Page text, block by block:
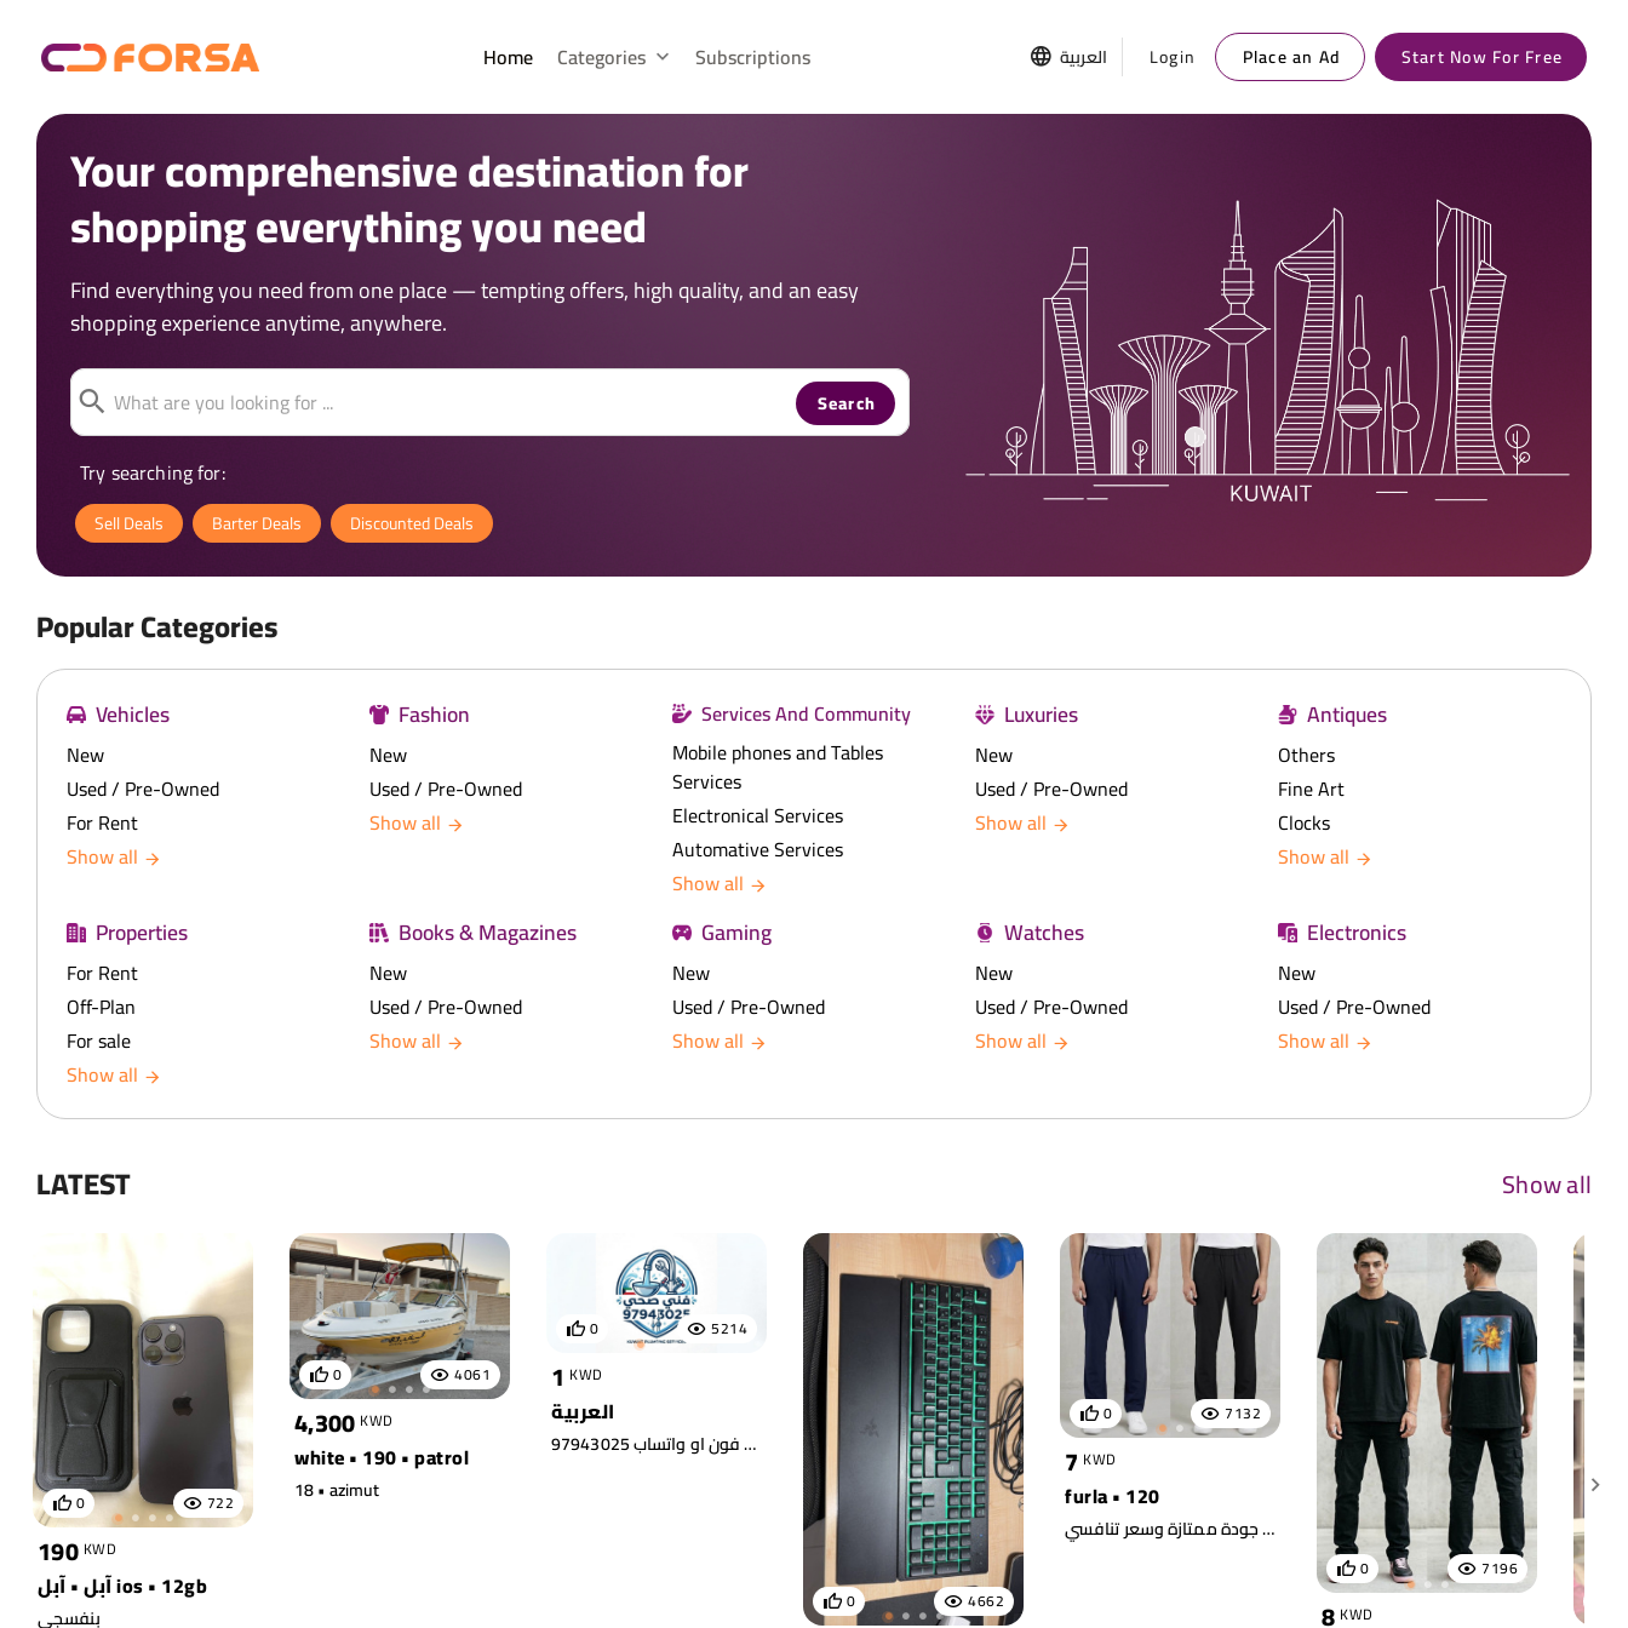
Home Categories Subscriptions العربية Login Place an Ad Start Now For Free
Your comprehensive destination for
shopping everything you need
Find everything you need from one place — tempting offers, high quality, and an easy
shopping experience anytime, anywhere.
Search
Try searching for:
Sell Deals Barter Deals Discounted Deals
Popular Categories
Vehicles
New
Used / Pre-Owned
For Rent
Show all
Fashion
New
Used / Pre-Owned
Show all
Services And Community
Mobile phones and Tables
Services
Electronical Services
Automative Services
Show all
Luxuries
New
Used / Pre-Owned
Show all
Antiques
Others
Fine Art
Clocks
Show all
Properties
For Rent
Off-Plan
For sale
Show all
Books & Magazines
New
Used / Pre-Owned
Show all
Gaming
New
Used / Pre-Owned
Show all
Watches
New
Used / Pre-Owned
Show all
Electronics
New
Used / Pre-Owned
Show all
LATEST Show all
722
0
190 KWD
آبل • آبل ios • 12gb
بنفسجي
4061
0
4,300 KWD
white • 190 • patrol
18 • azimut
5214
0
1 KWD
العربية
نقوم بتنفيذ جميع الأعمال الصحية بكفاءة عالية لإتمام عملية السباكة تركيب سخانات مركزي وعادي والمضخات تركيب وتوريد جميع الأدوات الصحية خدمه ممتازة بأسعار مناسبة للتواصل فون او واتساب 97943025
4662
0
7132
0
7 KWD
furla • 120
‎إطلالة النادي المثالية.. جودة ممتازة وسعر تنافسي! 🇰🇼 * بنطلون النادي: مريح، مرن، وقصة عصرية | 7 د.ك * شورت النادي: خفيف، عملي، وحرية كاملة في الحركة | 6 د.ك ‎المميزات: * قماش رياضي مسامي وسريع الجفاف. * خصر مرن لراحة تامة أثناء التمرين. English (الإنجليزية) Your Essential Gym Gear – Quality Meets Value! 🇰🇼 * Gym Pants: Flexible, sleek, and high-performance | 7 KWD * Gym Shorts: Lightweight and built for movement | 6 KWD Highlights: * Breathable, moisture-wicking fabric. * Elastic waistband for a secure, comfortable fit. ‎الكمية محدودة | Limited Stock
7196
0
8 KWD